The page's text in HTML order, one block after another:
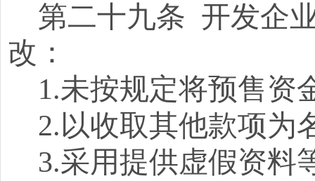
第二十九条 开发企
改：
1.未按规定将预售资
2.以收取其他款项为
3.采用提供虚假资料